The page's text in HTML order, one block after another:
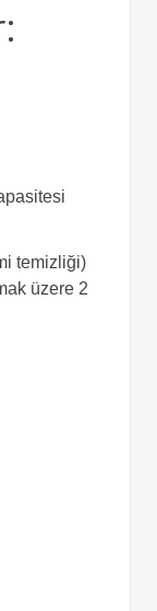
temizliği)
üzere 2